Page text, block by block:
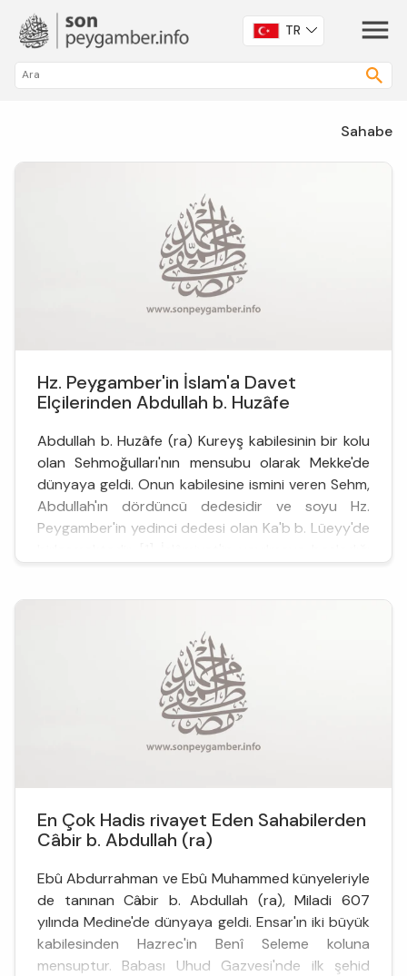
TR
Sahabe
Hz. Peygamber'in İslam'a Davet
Elçilerinden Abdullah b. Huzâfe
Abdullah b. Huzâfe (ra) Kureyş kabilesinin bir kolu
olan Sehmoğulları'nın mensubu olarak Mekke'de
dünyaya geldi. Onun kabilesine ismini veren Sehm,
Abdullah'ın dördüncü dedesidir ve soyu Hz.
Peygamber'in yedinci dedesi olan Ka'b b. Lüeyy'de
En Çok Hadis rivayet Eden Sahabilerden
Câbir b. Abdullah (ra)
Ebû Abdurrahman ve Ebû Muhammed künyeleriyle
de tanınan Câbir b. Abdullah (ra), Miladi 607
yılında Medine'de dünyaya geldi. Ensar'ın iki büyük
kabilesinden Hazrec'in Benî Seleme koluna
mensuptur. Babası Uhud Gazvesi'nde ilk şehid